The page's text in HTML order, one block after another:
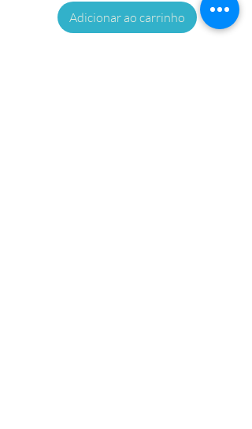
Adicionar ao carrinho